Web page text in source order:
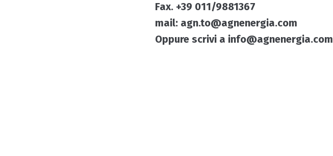
Fax. +39 011/9881367
mail: agn.to@agnenergia.com
Oppure scrivi a info@agnenergia.com